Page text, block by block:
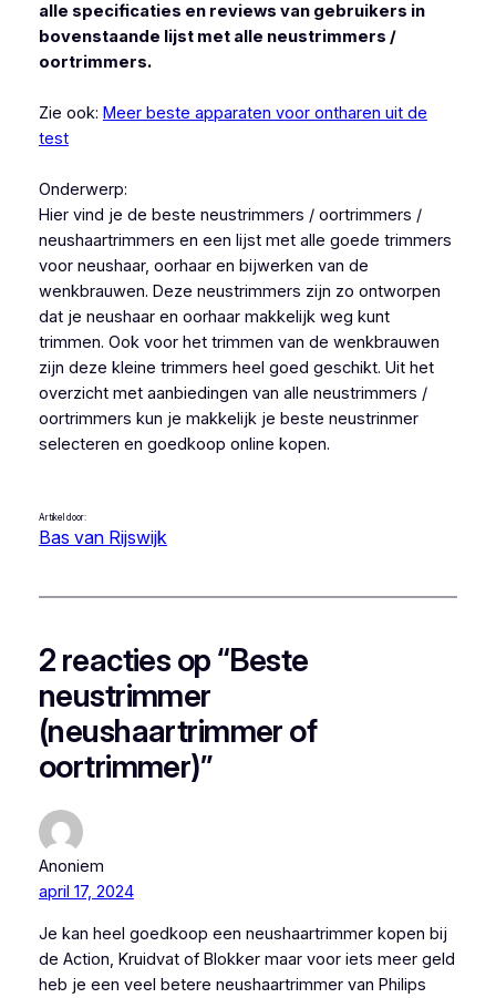
alle specificaties en reviews van gebruikers in
bovenstaande lijst met alle neustrimmers /
oortrimmers.
Zie ook: Meer beste apparaten voor ontharen uit de
test
Onderwerp:
Hier vind je de beste neustrimmers / oortrimmers /
neushaartrimmers en een lijst met alle goede trimmers
voor neushaar, oorhaar en bijwerken van de
wenkbrauwen. Deze neustrimmers zijn zo ontworpen
dat je neushaar en oorhaar makkelijk weg kunt
trimmen. Ook voor het trimmen van de wenkbrauwen
zijn deze kleine trimmers heel goed geschikt. Uit het
overzicht met aanbiedingen van alle neustrimmers /
oortrimmers kun je makkelijk je beste neustrinmer
selecteren en goedkoop online kopen.
Artikel door:
Bas van Rijswijk
2 reacties op “Beste
neustrimmer
(neushaartrimmer of
oortrimmer)”
Anoniem
april 17, 2024
Je kan heel goedkoop een neushaartrimmer kopen bij
de Action, Kruidvat of Blokker maar voor iets meer geld
heb je een veel betere neushaartrimmer van Philips